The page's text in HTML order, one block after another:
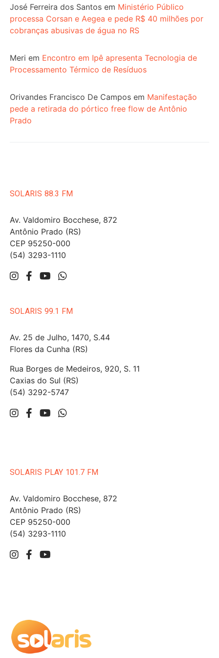
José Ferreira dos Santos em Ministério Público
processa Corsan e Aegea e pede R$ 40 milhões por
cobranças abusivas de água no RS
Meri em Encontro em Ipê apresenta Tecnologia de
Processamento Térmico de Resíduos
Orivandes Francisco De Campos em Manifestação
pede a retirada do pórtico free flow de Antônio
Prado
SOLARIS 88.3 FM
Av. Valdomiro Bocchese, 872
Antônio Prado (RS)
CEP 95250-000
(54) 3293-1110
SOLARIS 99.1 FM
Av. 25 de Julho, 1470, S.44
Flores da Cunha (RS)
Rua Borges de Medeiros, 920, S. 11
Caxias do Sul (RS)
(54) 3292-5747
SOLARIS PLAY 101.7 FM
Av. Valdomiro Bocchese, 872
Antônio Prado (RS)
CEP 95250-000
(54) 3293-1110